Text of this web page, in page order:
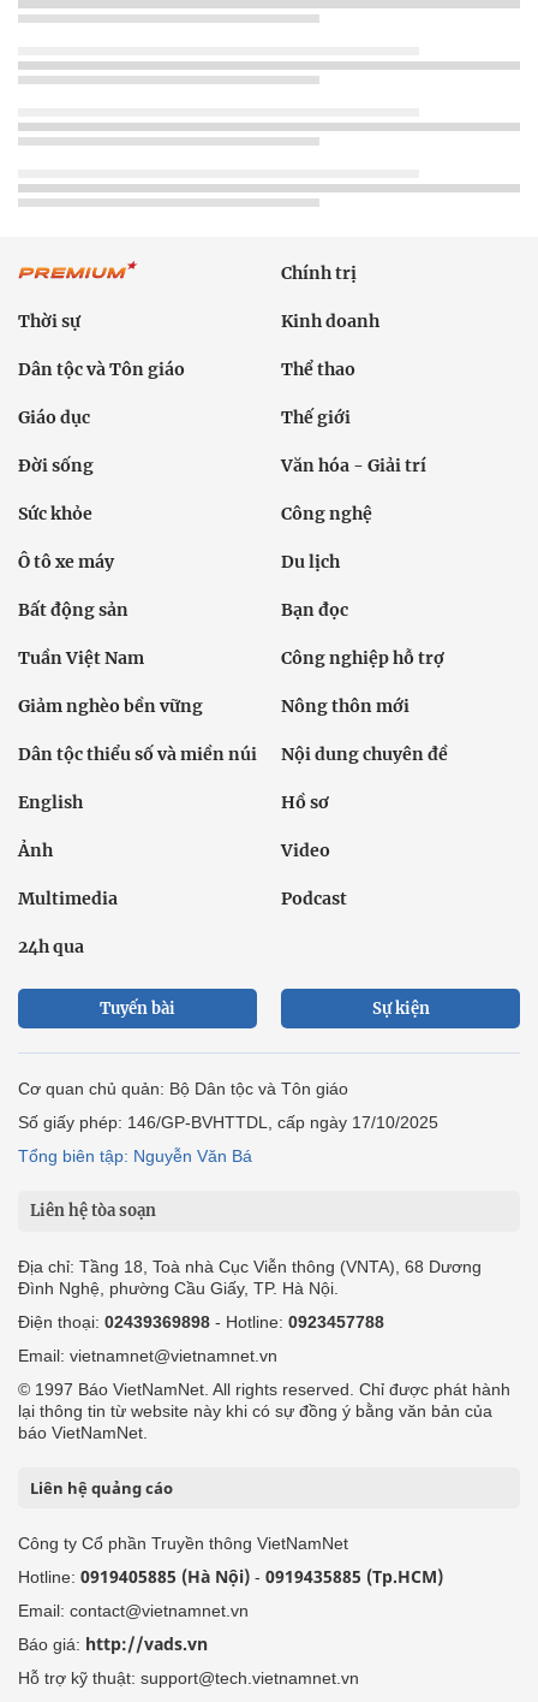
Chính trị
Thời sự Kinh doanh
Dân tộc và Tôn giáo Thể thao
Giáo dục Thế giới
Đời sống Văn hóa - Giải trí
Sức khỏe Công nghệ
Ô tô xe máy Du lịch
Bất động sản Bạn đọc
Tuần Việt Nam Công nghiệp hỗ trợ
Giảm nghèo bền vững Nông thôn mới
Dân tộc thiểu số và miền núi Nội dung chuyên đề
English Hồ sơ
Ảnh Video
Multimedia Podcast
24h qua
Tuyến bài Sự kiện
Cơ quan chủ quản: Bộ Dân tộc và Tôn giáo
Số giấy phép: 146/GP-BVHTTDL, cấp ngày 17/10/2025
Tổng biên tập: Nguyễn Văn Bá
Liên hệ tòa soạn
Địa chỉ: Tầng 18, Toà nhà Cục Viễn thông (VNTA), 68 Dương
Đình Nghệ, phường Cầu Giấy, TP. Hà Nội.
Điện thoại: 02439369898 - Hotline: 0923457788
Email: vietnamnet@vietnamnet.vn
© 1997 Báo VietNamNet. All rights reserved. Chỉ được phát hành
lại thông tin từ website này khi có sự đồng ý bằng văn bản của
báo VietNamNet.
Liên hệ quảng cáo
Công ty Cổ phần Truyền thông VietNamNet
Hotline: 0919405885 (Hà Nội) - 0919435885 (Tp.HCM)
Email: contact@vietnamnet.vn
Báo giá: http://vads.vn
Hỗ trợ kỹ thuật: support@tech.vietnamnet.vn